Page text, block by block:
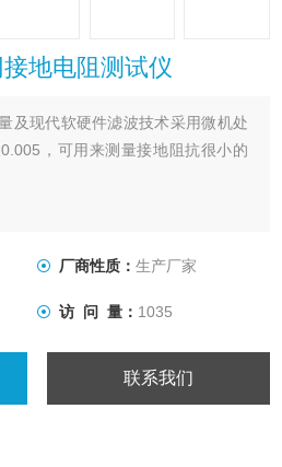
地电阻测试仪
及现代软硬件滤波技术采用微机处
，可用来测量接地阻抗很小的
厂商性质： 生产厂家
访 问 量： 1035
联系我们